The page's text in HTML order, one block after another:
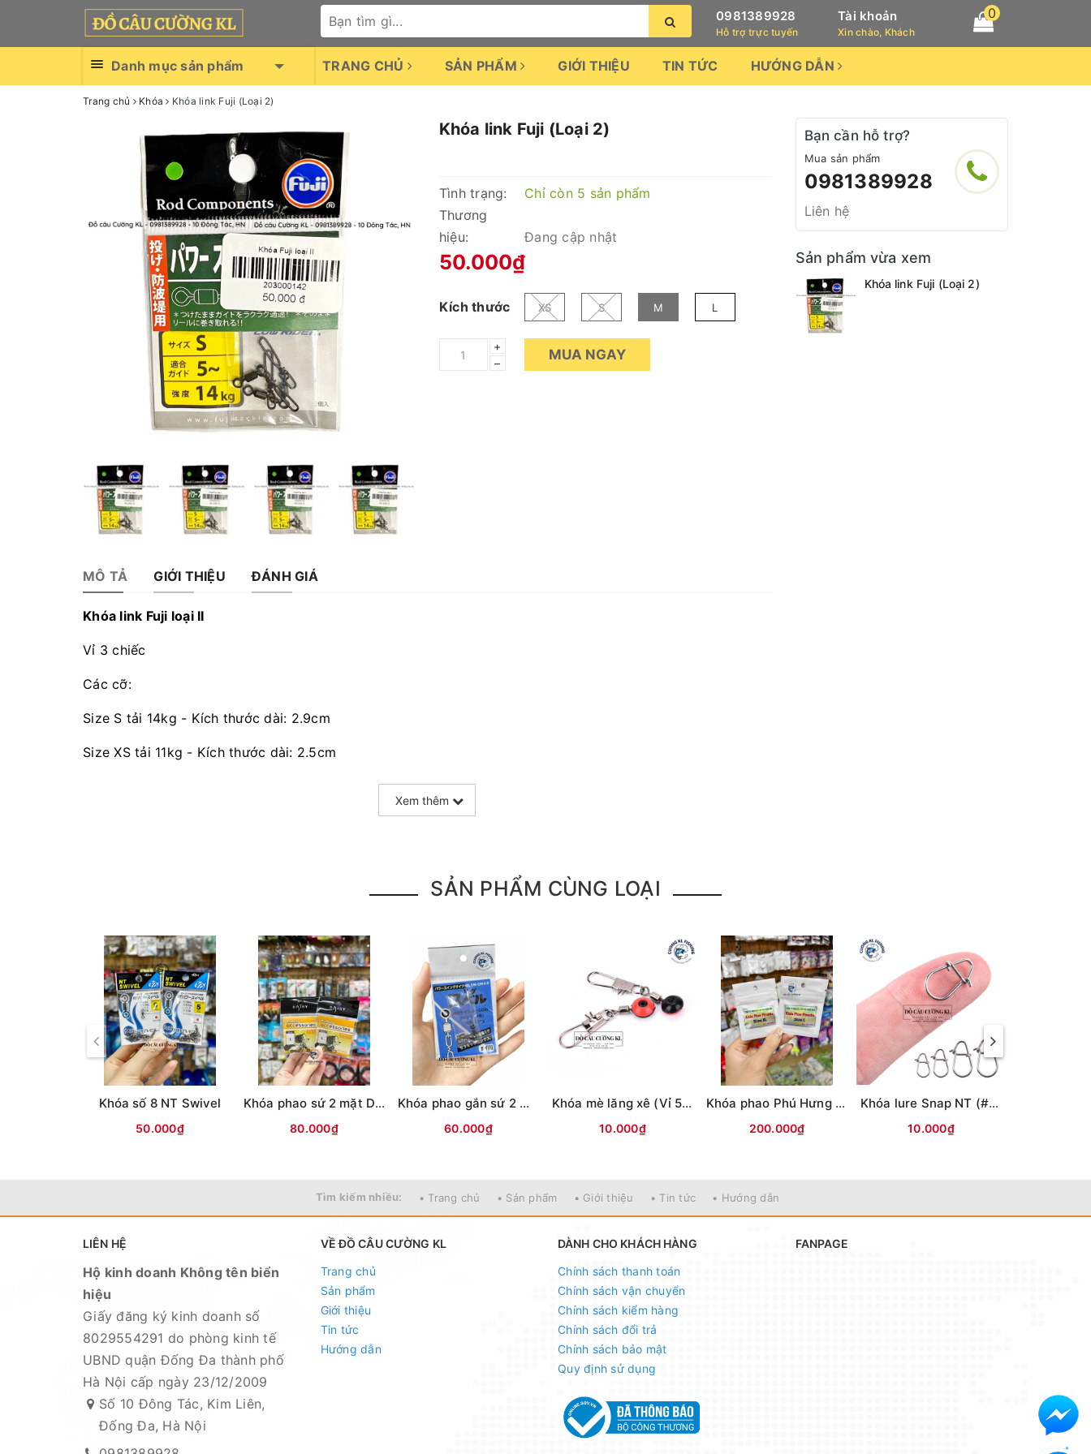
0981389928
Hỗ trợ trực tuyến
Tài khoản
Xin chào, Khách
0
Danh mục sản phẩm TRANG CHỦ SẢN PHẨM GIỚI THIỆU TIN TỨC HƯỚNG DẪN
Trang chủ Khóa Khóa link Fuji (Loại 2)
Khóa link Fuji (Loại 2)
Tình trạng:
Chỉ còn 5 sản phẩm
Thương
hiệu:
Đang cập nhật
50.000₫
Kích thước XS S M L
+
–
MUA NGAY
MÔ TẢ GIỚI THIỆU ĐÁNH GIÁ
Khóa link Fuji loại II
Vỉ 3 chiếc
Các cỡ:
Size S tải 14kg - Kích thước dài: 2.9cm
Size XS tải 11kg - Kích thước dài: 2.5cm
Xem thêm
Bạn cần hỗ trợ?
Mua sản phẩm
0981389928
Liên hệ
Sản phẩm vừa xem
Khóa link Fuji (Loại 2)
SẢN PHẨM CÙNG LOẠI
Khóa số 8 NT Swivel
50.000₫
Khóa phao sứ 2 mặt Daisy (Vỉ 2c)
80.000₫
Khóa phao gắn sứ 2 mặt ( vỉ xanh Biển ) SN
60.000₫
Khóa mè lăng xê (Vỉ 5c)
10.000₫
Khóa phao Phú Hưng lỗ sứ L (Vỉ 3c)
200.000₫
Khóa lure Snap NT (#0.1.2.3)
10.000₫
Tìm kiếm nhiều: • Trang chủ • Sản phẩm • Giới thiệu • Tin tức • Hướng dẫn
LIÊN HỆ
Hộ kinh doanh Không tên biển
hiệu
Giấy đăng ký kinh doanh số
8029554291 do phòng kinh tế
UBND quận Đống Đa thành phố
Hà Nội cấp ngày 23/12/2009
Số 10 Đông Tác, Kim Liên,
Đống Đa, Hà Nội
VỀ ĐỒ CÂU CƯỜNG KL
Trang chủ
Sản phẩm
Giới thiệu
Tin tức
Hướng dẫn
DÀNH CHO KHÁCH HÀNG
Chính sách thanh toán
Chính sách vận chuyển
Chính sách kiểm hàng
Chính sách đổi trả
Chính sách bảo mật
Quy định sử dụng
FANPAGE